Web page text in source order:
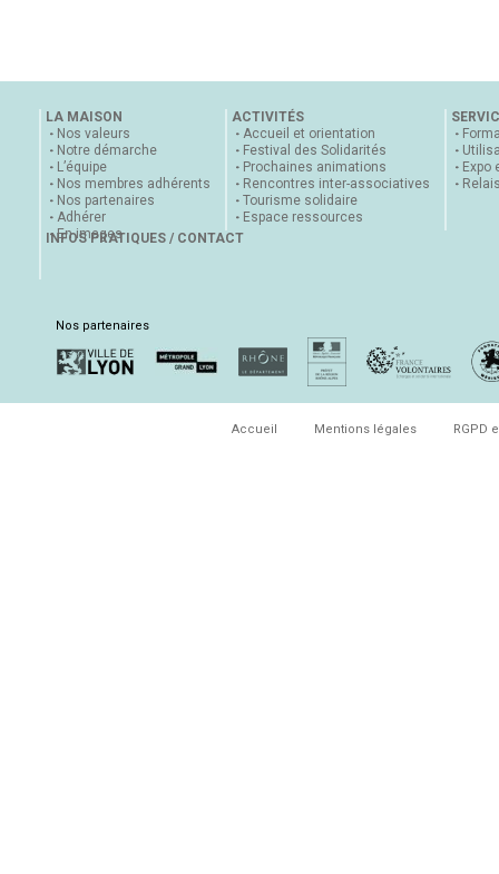
LA MAISON
Nos valeurs
Notre démarche
L’équipe
Nos membres adhérents
Nos partenaires
Adhérer
En images
ACTIVITÉS
Accueil et orientation
Festival des Solidarités
Prochaines animations
Rencontres inter-associatives
Tourisme solidaire
Espace ressources
Expo
INFOS PRATIQUES / CONTACT
Nos partenaires
Accueil Mentions légales RGPD